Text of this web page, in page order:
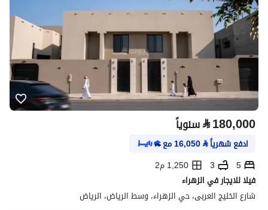
⃁180,000 سنوياً
ادفع شهرياً⃁
16,050مع
5
3
1,250 م2
فيلا للايجار في الزهراء
شارع الخليج العربى، حي الزهراء، وسط الرياض، الرياض